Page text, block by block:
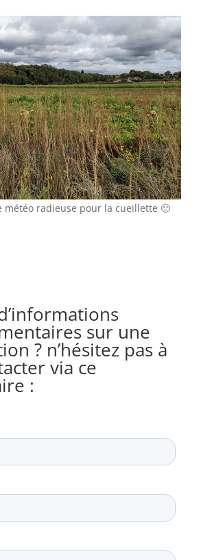
météo radieuse pour la cueillette 🙂
sur une
? n’hésitez pas à
via ce
: